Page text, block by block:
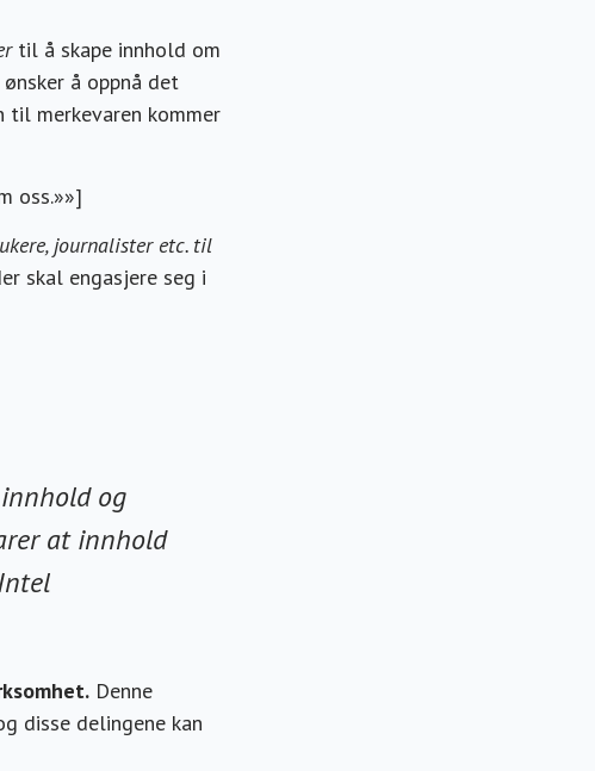
til å skape innhold om
å oppnå det
til merkevaren kommer
oss.»»]
journalister etc. til
skal engasjere seg i
og
at innhold
Denne
disse delingene kan